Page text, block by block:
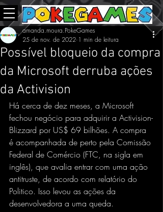
Possível bloqueio da compra
da Microsoft derruba ações
da Activision
amanda.moura.PokeGames
25 de nov. de 2022 1 min de leitura
Há cerca de dez meses, a Microsoft
fechou negócio para adquirir a Activision-
Blizzard por US$ 69 bilhões. A compra
é acompanhada de perto pela Comissão
Federal de Comércio (FTC, na sigla em
inglês), que avalia entrar com uma ação
antitruste, de acordo com relatório do
Politico. Isso levou as ações da
desenvolvedora a uma queda.